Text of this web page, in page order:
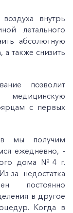
внутрь
летального
абсолютную
а также снизить
позволит
медицинскую
с первых
мы получим
ежедневно, -
дома №4 г.
за недостатка
постоянно
в другое
Когда в